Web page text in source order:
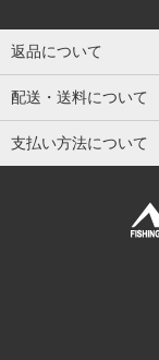
返品について
配送・送料について
支払い方法について